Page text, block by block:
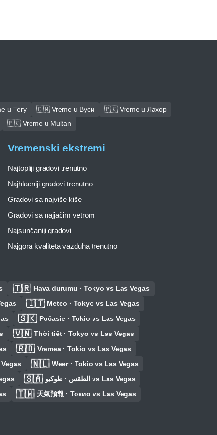
u Тегу 🇨🇳 Vreme u Вуси
🇵🇰 Vreme u Лахор
🇵🇰 Vreme u Multan
Vremenski ekstremi
Najtopliji gradovi trenutno
Najhladniji gradovi trenutno
Gradovi sa najviše kiše
Gradovi sa najjačim vetrom
Najsunčaniji gradovi
Najgora kvaliteta vazduha trenutno
🇹🇷 Hava durumu · Tokyo vs Las Vegas
🇮🇹 Meteo · Tokyo vs Las Vegas
🇸🇰 Počasie · Tokio vs Las Vegas
🇻🇳 Thời tiết · Tokyo vs Las Vegas
🇷🇴 Vremea · Tokio vs Las Vegas
🇳🇱 Weer · Tokio vs Las Vegas
🇸🇦
الطقس · طوكيو vs Las Vegas
🇹🇼 天氣預報 · Токио vs Las Vegas